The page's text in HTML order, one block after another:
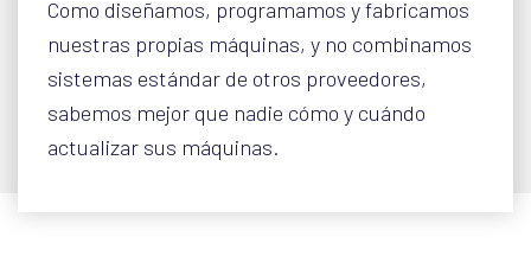
Como diseñamos, programamos y fabricamos
nuestras propias máquinas, y no combinamos
sistemas estándar de otros proveedores,
sabemos mejor que nadie cómo y cuándo
actualizar sus máquinas.